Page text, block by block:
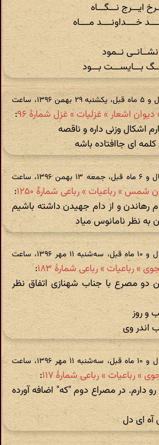
ایـــرج نـــگـــاه
خــــداونــــد مــــاه
نــمود
بـــایســـت بـــود
در ‫۸ سال و ۵ ماه قبل، یکشنبه ۲۹ بهمن ۱۳۹۶، ساعت
دیوان اشعار » غزلیات » غزل شمارهٔ ۹۶
:
اشکال وزنی داره و ناقصه
ای جاافتاده باشه
در ‫۸ سال و ۶ ماه قبل، جمعه ۱۳ بهمن ۱۳۹۶، ساعت
شمس » رباعیات » رباعی شمارهٔ ۱۲۵۰
:
رهاندن و از دام جهیدن داشته باشیم
به نظر نامانوس میاد
در ‫۸ سال و ۱۰ ماه قبل، سه‌شنبه ۱۱ مهر ۱۳۹۶، ساعت
» رباعیات » رباعی شمارۀ ۱۸۳
:
دو مصرع با جناب شهنازی اتفاق نظر
و روز
اندر وی
در ‫۸ سال و ۱۰ ماه قبل، سه‌شنبه ۱۱ مهر ۱۳۹۶، ساعت
» رباعیات » رباعی شمارۀ ۱۱۷
:
دارم. در مصراع دوم "که" اضافه آورده
ای دل